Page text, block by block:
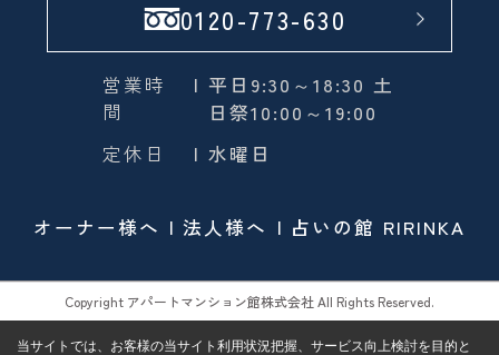
0120-773-630
営業時
間
| 平日9:30～18:30 土
日祭10:00～19:00
定休日
| 水曜日
オーナー様へ 法人様へ 占いの館 RIRINKA
Copyright アパートマンション館株式会社 All Rights Reserved.
当サイトでは、お客様の当サイト利用状況把握、サービス向上検討を目的と